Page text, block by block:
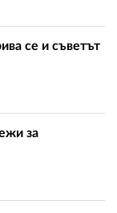
се и съветът
за